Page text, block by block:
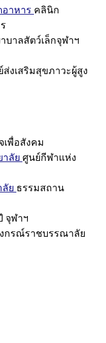
าหาร คลินิก
บาลสัตว์เล็กจุฬาฯ
ส่งเสริมสุขภาวะผู้สูง
พื่อสังคม
ลัย ศูนย์กีฬาแห่ง
ย ธรรมสถาน
จุฬาฯ
กรณ์ราชบรรณาลัย